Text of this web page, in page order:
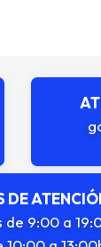
DE
de 9:00 a